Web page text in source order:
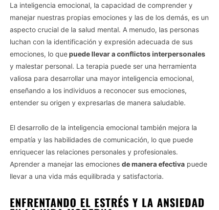
La inteligencia emocional, la capacidad de comprender y
manejar nuestras propias emociones y las de los demás, es un
aspecto crucial de la salud mental. A menudo, las personas
luchan con la identificación y expresión adecuada de sus
emociones, lo quepuede llevar a conflictos interpersonales
y malestar personal. La terapia puede ser una herramienta
valiosa para desarrollar una mayor inteligencia emocional,
enseñando a los individuos a reconocer sus emociones,
entender su origen y expresarlas de manera saludable.
El desarrollo de la inteligencia emocional también mejora la
empatía y las habilidades de comunicación, lo que puede
enriquecer las relaciones personales y profesionales.
Aprender a manejar las emociones de manera efectiva puede
llevar a una vida más equilibrada y satisfactoria.
ENFRENTANDO EL ESTRÉS Y LA ANSIEDAD